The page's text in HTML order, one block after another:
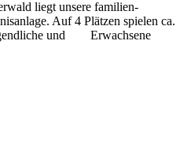
liegt unsere familien-
Auf 4 Plätzen spielen ca.
und Erwachsene